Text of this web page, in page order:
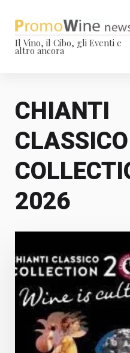
Il Vino, il Cibo, gli Eventi e
altro ancora
CHIANTI
CLASSICO
2026